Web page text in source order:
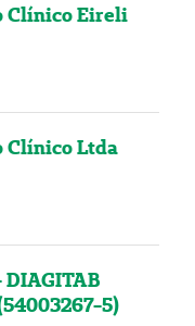
Clínico Eireli
Clínico Ltda
DIAGITAB
5)